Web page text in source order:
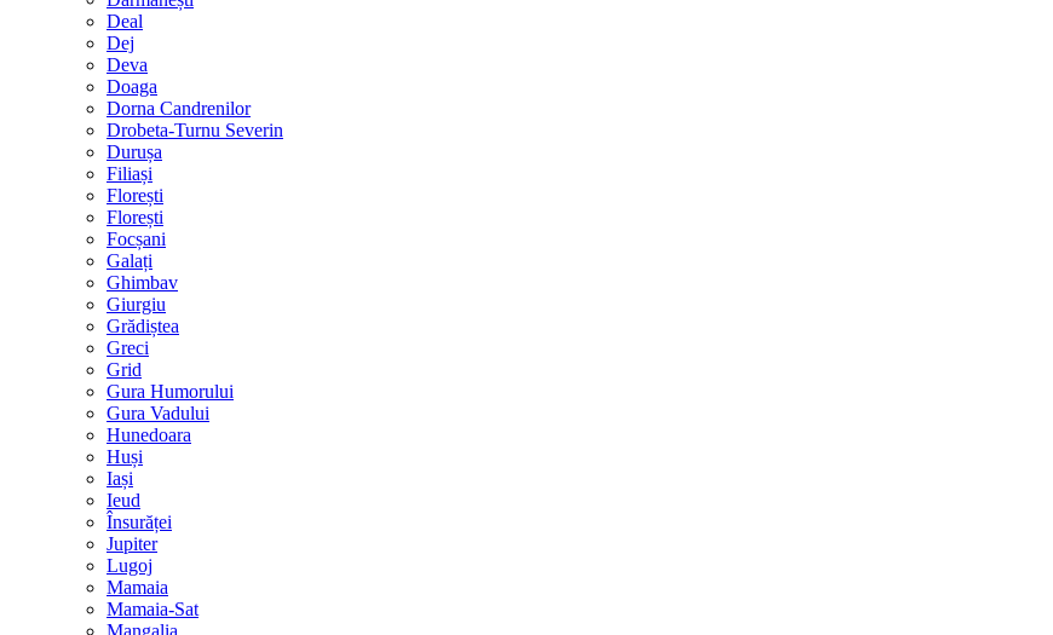
Deal
Dej
Deva
Doaga
Dorna Candrenilor
Drobeta-Turnu Severin
Durușa
Filiași
Florești
Florești
Focșani
Galați
Ghimbav
Giurgiu
Grădiștea
Greci
Grid
Gura Humorului
Gura Vadului
Hunedoara
Huși
Iași
Ieud
Însurăței
Jupiter
Lugoj
Mamaia
Mamaia-Sat
Mangalia